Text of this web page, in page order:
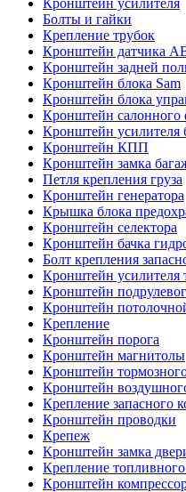
Болты и гайки
Крепление трубок
Кронштейн датчика
Кронштейн задней
Кронштейн блока Sam
Кронштейн блока
Кронштейн салонного
Кронштейн усилителя
Кронштейн КПП
Кронштейн замка
Петля крепления груза
Кронштейн генератора
Крышка блока
Кронштейн селектора
Кронштейн бачка
Болт крепления
Кронштейн усилителя
Кронштейн
Кронштейн
Крепление
Кронштейн порога
Кронштейн магнитолы
Кронштейн
Кронштейн
Крепление запасного
Кронштейн проводки
Крепеж
Кронштейн замка
Крепление топливного
Кронштейн